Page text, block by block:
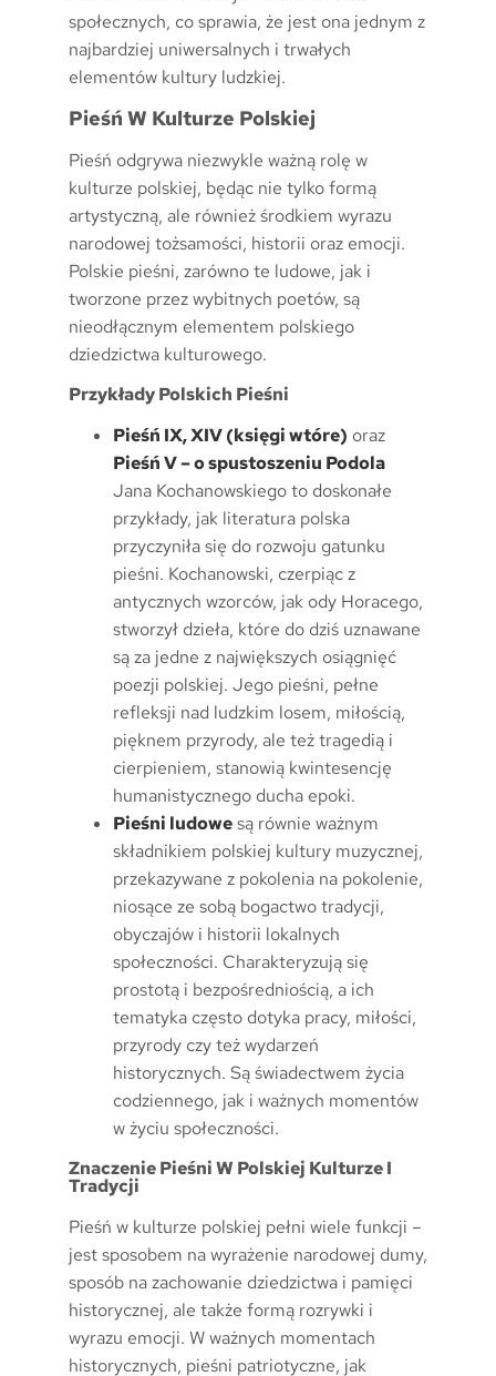
społecznych, co sprawia, że jest ona jednym z
najbardziej uniwersalnych i trwałych
elementów kultury ludzkiej.
Pieśń W Kulturze Polskiej
Pieśń odgrywa niezwykle ważną rolę w
kulturze polskiej, będąc nie tylko formą
artystyczną, ale również środkiem wyrazu
narodowej tożsamości, historii oraz emocji.
Polskie pieśni, zarówno te ludowe, jak i
tworzone przez wybitnych poetów, są
nieodłącznym elementem polskiego
dziedzictwa kulturowego.
Przykłady Polskich Pieśni
Pieśń IX, XIV (księgi wtóre) oraz
Pieśń V – o spustoszeniu Podola
Jana Kochanowskiego to doskonałe
przykłady, jak literatura polska
przyczyniła się do rozwoju gatunku
pieśni. Kochanowski, czerpiąc z
antycznych wzorców, jak ody Horacego,
stworzył dzieła, które do dziś uznawane
są za jedne z największych osiągnięć
poezji polskiej. Jego pieśni, pełne
refleksji nad ludzkim losem, miłością,
pięknem przyrody, ale też tragedią i
cierpieniem, stanowią kwintesencję
humanistycznego ducha epoki.
Pieśni ludowesą równie ważnym
składnikiem polskiej kultury muzycznej,
przekazywane z pokolenia na pokolenie,
niosące ze sobą bogactwo tradycji,
obyczajów i historii lokalnych
społeczności. Charakteryzują się
prostotą i bezpośredniością, a ich
tematyka często dotyka pracy, miłości,
przyrody czy też wydarzeń
historycznych. Są świadectwem życia
codziennego, jak i ważnych momentów
w życiu społeczności.
Znaczenie Pieśni W Polskiej Kulturze I
Tradycji
Pieśń w kulturze polskiej pełni wiele funkcji –
jest sposobem na wyrażenie narodowej dumy,
sposób na zachowanie dziedzictwa i pamięci
historycznej, ale także formą rozrywki i
wyrazu emocji. W ważnych momentach
historycznych, pieśni patriotyczne, jak